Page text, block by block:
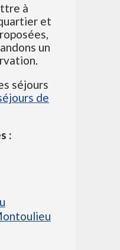
à
et
un
séjours
de
: